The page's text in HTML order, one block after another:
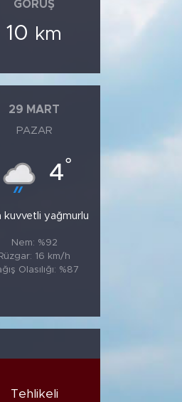
GÖRÜŞ
10 km
29 MART
PAZAR
4°
kuvvetli yağmurlu
Nem: %92
16 km/h
Olasılığı: %87
Tehlikeli